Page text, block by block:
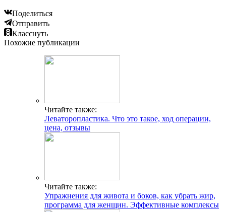
Поделиться
Отправить
Класснуть
Похожие публикации
Читайте также:
Леваторопластика. Что это такое, ход операции,
цена, отзывы
Читайте также:
Упражнения для живота и боков, как убрать жир,
программа для женщин. Эффективные комплексы